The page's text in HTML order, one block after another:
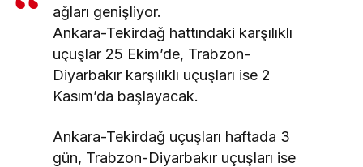
ağları genişliyor.
Ankara-Tekirdağ hattındaki karşılıklı
uçuşlar 25 Ekim’de, Trabzon-
Diyarbakır karşılıklı uçuşları ise 2
Kasım’da başlayacak.
Ankara-Tekirdağ uçuşları haftada 3
gün, Trabzon-Diyarbakır uçuşları ise